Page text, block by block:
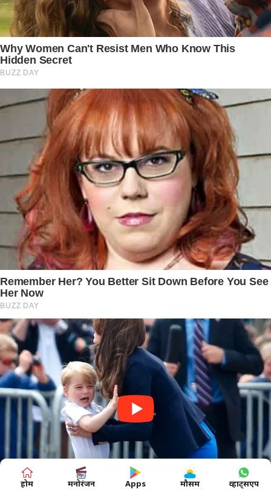
होम मनोरंजन Apps मौसम व्हाट्सएप